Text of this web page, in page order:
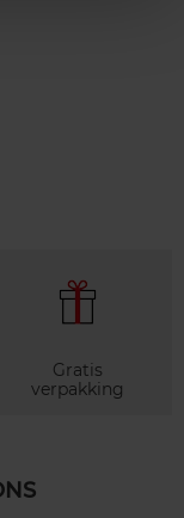
Gratis
verpakking